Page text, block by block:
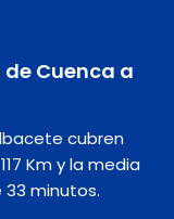
Cuenca a
cubren
Km y la media
minutos.